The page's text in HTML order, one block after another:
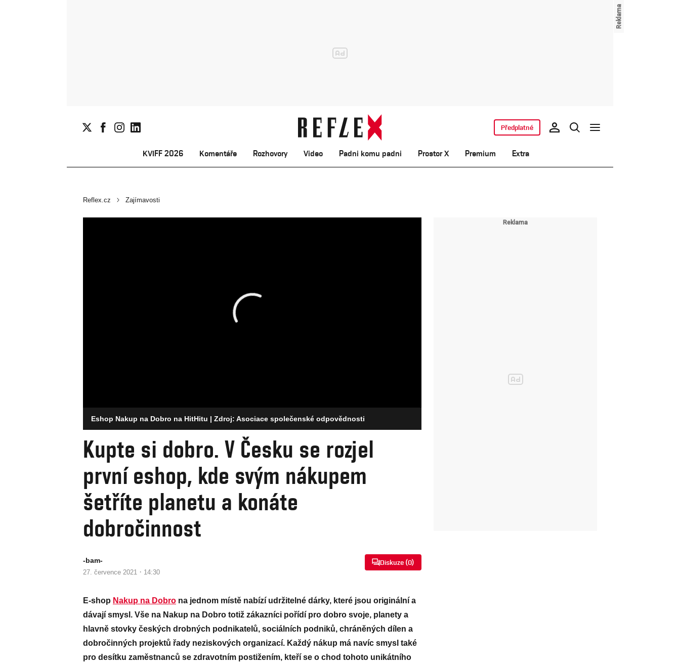
KVIFF 2026 Komentáře Rozhovory Video Padni komu padni Prostor X Premium Extra
Předplatné
Reflex.cz Zajímavosti
Eshop Nakup na Dobro na HitHitu | Zdroj: Asociace společenské odpovědnosti
Kupte si dobro. V Česku se rozjel
první eshop, kde svým nákupem
šetříte planetu a konáte
dobročinnost
-bam-
27. července 2021 · 14:30
Diskuze (0)
E-shop Nakup na Dobro na jednom místě nabízí udržitelné dárky, které jsou originální a
dávají smysl. Vše na Nakup na Dobro totiž zákazníci pořídí pro dobro svoje, planety a
hlavně stovky českých drobných podnikatelů, sociálních podniků, chráněných dílen a
dobročinných projektů řady neziskových organizací. Každý nákup má navíc smysl také
pro desítku zaměstnanců se zdravotním postižením, kteří se o chod tohoto unikátního